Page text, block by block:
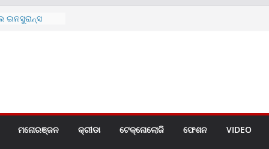
ସେ.ମି.)ର
ପକ୍ଷରୁ
ପ୍ରସ୍ତୁତ ନୂଆ
ଲିମିଟେଡ୍‌ର
ଅଗଷ୍ଟ
ମନୋରଞ୍ଜନ କ୍ରୀଡା ଟେକ୍ନୋଲୋଜି ଫେଶନ VIDEO